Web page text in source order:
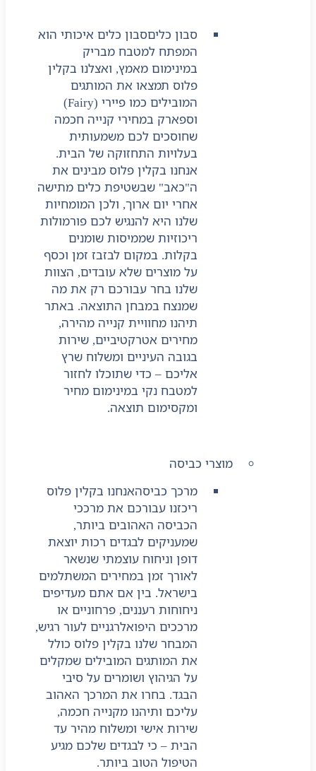
סבון כליםסבון כלים איכותי הוא
המפתח למטבח מבריק
במינימום מאמץ, ואצלנו בקלין
פלוס תמצאו את המותגים
המובילים כמו פיירי (Fairy)
וספארק במחירי קנייה חכמה
שחוסכים לכם משמעותית
בעלויות התחזוקה של הבית.
אנחנו בקלין פלוס מבינים את
ה"כאב" שבשטיפת כלים מתישה
אחרי יום ארוך, ולכן המומחיות
שלנו היא להנגיש לכם פורמולות
ריכוזיות שממיסות שומנים
בקלות. במקום לבזבז זמן וכסף
על מוצרים שלא עובדים, הצוות
שלנו בחר עבורכם רק את מה
שמנצח במבחן התוצאה. באתר
תיהנו מחוויית קנייה מהירה,
מחירים אטרקטיביים, שירות
בגובה העיניים ומשלוח שרץ
אליכם – כדי שתוכלו לחזור
למטבח נקי במינימום מחיר
ומקסימום תוצאה.
מוצרי כביסה
מרכך כביסהאנחנו בקלין פלוס
ריכזנו עבורכם את מרככי
הכביסה האהובים ביותר,
שמעניקים לבגדים רכות יוצאת
דופן וניחוח עוצמתי שנשאר
לאורך זמן במחירים המשתלמים
בישראל. בין אם אתם מעדיפים
ניחוחות רעננים, פרחוניים או
מרככים היפואלרגניים לעור רגיש,
המבחר שלנו בקלין פלוס כולל
את המותגים המובילים שמקלים
על הגיהוץ ושומרים על סיבי
הבגד. בחרו את המרכך האהוב
עליכם ותיהנו מקנייה חכמה,
שירות אישי ומשלוח מהיר עד
הבית – כי לבגדים שלכם מגיע
הטיפול הטוב ביותר.